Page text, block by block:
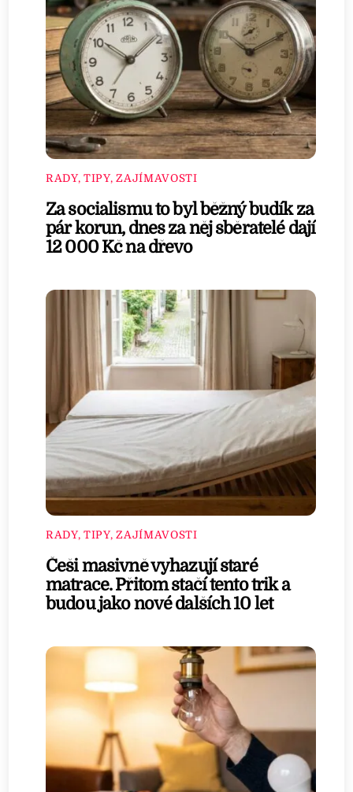
RADY, TIPY, ZAJÍMAVOSTI
Za socialismu to byl běžný budík za
pár korun, dnes za něj sběratelé dají
12 000 Kč na dřevo
RADY, TIPY, ZAJÍMAVOSTI
Češi masivně vyhazují staré
matrace. Přitom stačí tento trik a
budou jako nové dalších 10 let